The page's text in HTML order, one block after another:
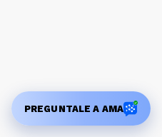
PREGUNTALE A AMA